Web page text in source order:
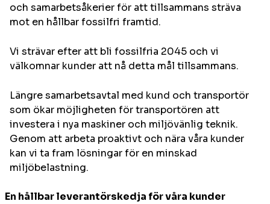
och samarbetsåkerier för att tillsammans sträva
mot en hållbar fossilfri framtid.
Vi strävar efter att bli fossilfria 2045 och vi
välkomnar kunder att nå detta mål tillsammans.
Längre samarbetsavtal med kund och transportör
som ökar möjligheten för transportören att
investera i nya maskiner och miljövänlig teknik.
Genom att arbeta proaktivt och nära våra kunder
kan vi ta fram lösningar för en minskad
miljöbelastning.
En hållbar leverantörskedja för våra kunder